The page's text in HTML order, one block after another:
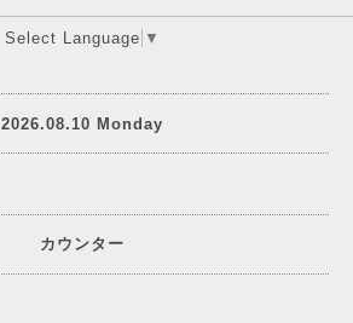
Select Language ▼
2026.08.10 Monday
カウンター